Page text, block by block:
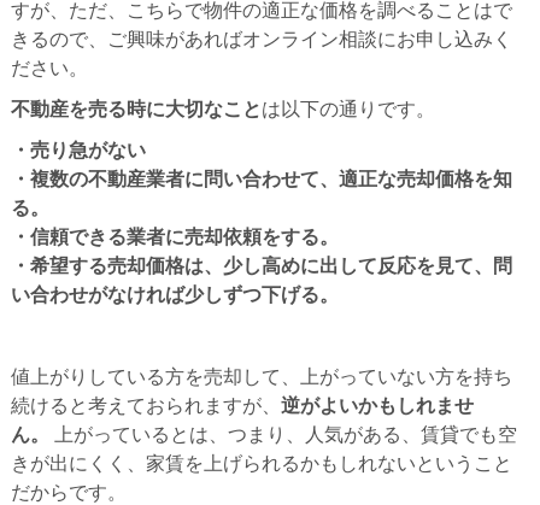
すが、ただ、こちらで物件の適正な価格を調べることはで
きるので、ご興味があればオンライン相談にお申し込みく
ださい。
不動産を売る時に大切なことは以下の通りです。
・売り急がない
・複数の不動産業者に問い合わせて、適正な売却価格を知
る。
・信頼できる業者に売却依頼をする。
・希望する売却価格は、少し高めに出して反応を見て、問
い合わせがなければ少しずつ下げる。
値上がりしている方を売却して、上がっていない方を持ち
続けると考えておられますが、 逆がよいかもしれませ
ん。
上がっているとは、つまり、人気がある、賃貸でも空
きが出にくく、家賃を上げられるかもしれないということ
だからです。